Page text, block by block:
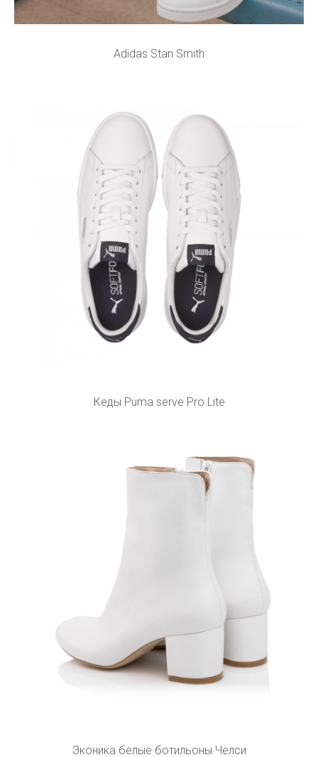
Adidas Stan Smith
Кеды Puma serve Pro Lite
Эконика белые ботильоны Челси